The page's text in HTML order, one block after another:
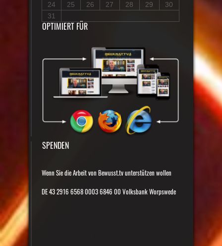
24
25 26 27 28 29
30
31
OPTIMIERT FÜR
SPENDEN
Wenn Sie die Arbeit von Bewusst.tv unterstützen wollen
DE 43 2916 6568 0003 6846 00 Volksbank Worpswede